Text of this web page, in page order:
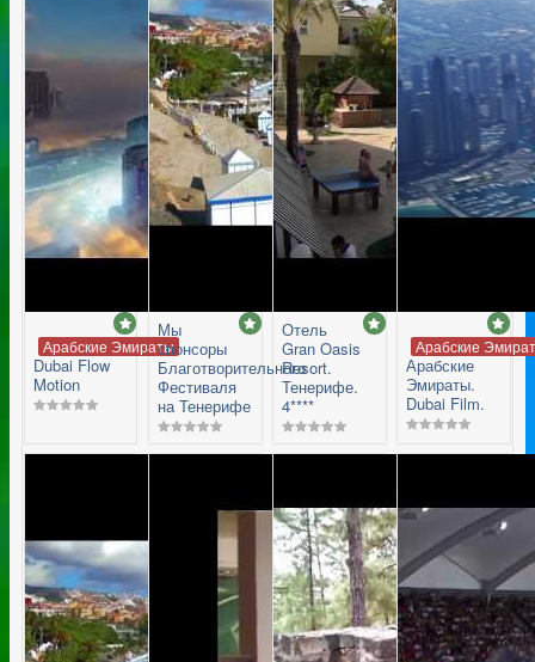
Арабские Эмираты
Dubai Flow
Motion
Мы
спонсоры
Благотворительного
Фестиваля
на Тенерифе
Отель
Gran Oasis
Resort.
Тенерифе.
4****
Арабские
Арабские
Эмираты.
Dubai Film.